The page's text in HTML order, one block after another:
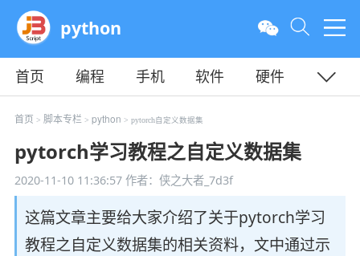
python
首页 编程 手机 软件
硬件
教程
平面 服务器
首页 > 脚本专栏> python > pytorch自定义数据集
pytorch学习教程之自定义数据集
2020-11-10 11:36:57作者：侠之大者_7d3f
这篇文章主要给大家介绍了关于pytorch学习
教程之自定义数据集的相关资料，文中通过示